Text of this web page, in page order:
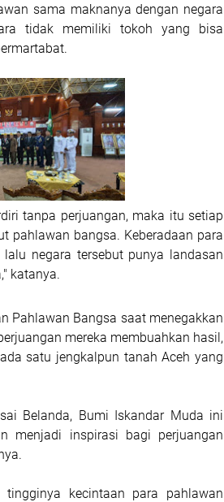
sama maknanya dengan negara
tidak memiliki tokoh yang bisa
tanpa perjuangan, maka itu setiap
pahlawan bangsa. Keberadaan para
negara tersebut punya landasan
katanya.
Pahlawan Bangsa saat menegakkan
mereka membuahkan hasil,
satu jengkalpun tanah Aceh yang
Belanda, Bumi Iskandar Muda ini
menjadi inspirasi bagi perjuangan
kecintaan para pahlawan